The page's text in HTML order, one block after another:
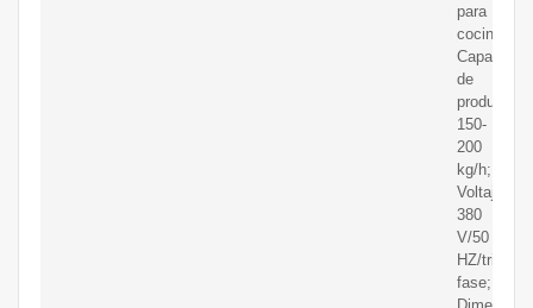
para
cocinar;
Capacidad
de
150-
200
kg/h;
Voltaje:
380
V/50
HZ/triple
fase;